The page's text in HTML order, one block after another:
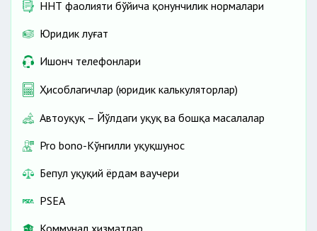
ННТ фаолияти бўйича қонунчилик нормалари
Юридик луғат
Ишонч телефонлари
Ҳисоблагичлар (юридик калькуляторлар)
Автоҳуқуқ – Йўлдаги ҳуқуқ ва бошқа масалалар
Pro bono-Кўнгилли ҳуқуқшунос
Бепул ҳуқуқий ёрдам ваучери
PSEA